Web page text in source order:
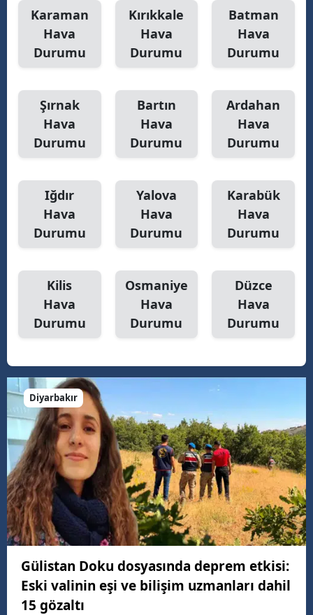
Karaman
Hava
Durumu
Kırıkkale
Hava
Durumu
Batman
Hava
Durumu
Şırnak
Hava
Durumu
Bartın
Hava
Durumu
Ardahan
Hava
Durumu
Iğdır
Hava
Durumu
Yalova
Hava
Durumu
Karabük
Hava
Durumu
Kilis
Hava
Durumu
Osmaniye
Hava
Durumu
Düzce
Hava
Durumu
Diyarbakır
Gülistan Doku dosyasında deprem etkisi:
Eski valinin eşi ve bilişim uzmanları dahil
15 gözaltı